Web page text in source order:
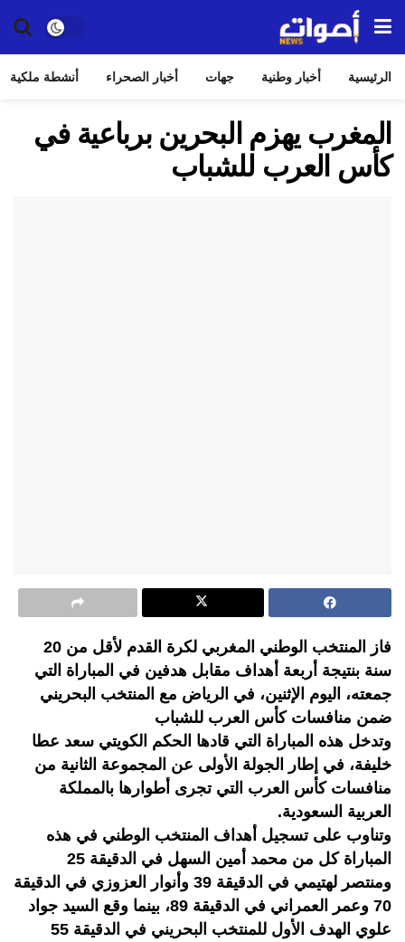
الرئيسية أخبار وطنية جهات أخبار الصحراء أنشطة ملكية
المغرب يهزم البحرين برباعية في
كأس العرب للشباب
فاز المنتخب الوطني المغربي لكرة القدم لأقل من 20
سنة بنتيجة أربعة أهداف مقابل هدفين في المباراة التي
جمعته، اليوم الإثنين، في الرياض مع المنتخب البحريني
ضمن منافسات كأس العرب للشباب
وتدخل هذه المباراة التي قادها الحكم الكويتي سعد عطا
خليفة، في إطار الجولة الأولى عن المجموعة الثانية من
منافسات كأس العرب التي تجرى أطوارها بالمملكة
العربية السعودية.
وتناوب على تسجيل أهداف المنتخب الوطني في هذه
المباراة كل من محمد أمين السهل في الدقيقة 25
ومنتصر لهتيمي في الدقيقة 39 وأنوار العزوزي في الدقيقة
70 وعمر العمراني في الدقيقة 89، بينما وقع السيد جواد
علوي الهدف الأول للمنتخب البحريني في الدقيقة 55